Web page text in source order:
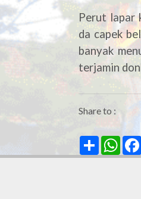
Perut lapar
da capek
banyak
terjamin
Share to :
Share